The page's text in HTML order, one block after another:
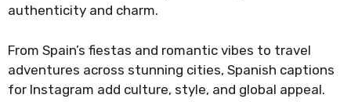
authenticity and charm.
From Spain’s fiestas and romantic vibes to travel
adventures across stunning cities, Spanish captions
for Instagram add culture, style, and global appeal.